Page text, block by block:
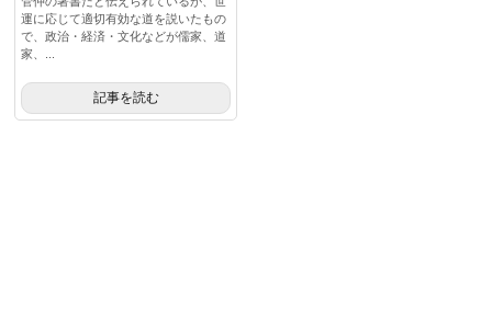
運に応じて適切有効な道を説いたもの
で、政治・経済・文化などが儒家、道
家、...
記事を読む